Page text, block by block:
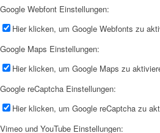
Google Webfont Einstellungen:
Hier klicken, um Google Webfonts zu
Google Maps Einstellungen:
Hier klicken, um Google Maps zu
Google reCaptcha Einstellungen:
Hier klicken, um Google reCaptcha zu
Vimeo und YouTube Einstellungen: